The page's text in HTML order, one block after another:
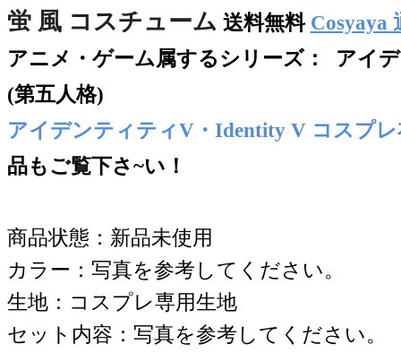
蛍 風 コスチューム 送料無料 Cosyaya
アニメ・ゲーム属するシリーズ： アイ
(第五人格)
アイデンティティV・Identity V コスプレ
品もご覧下さ~い！
商品状態：新品未使用
カラー：写真を参考してください。
生地：コスプレ専用生地
セット内容：写真を参考してください。